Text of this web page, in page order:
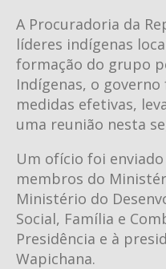
A Procuradoria da
líderes indígenas
formação do grupo
Indígenas, o
medidas efetivas,
uma reunião nesta
Um ofício foi
membros do
Ministério do
Social, Família e
Presidência e à
Wapichana.